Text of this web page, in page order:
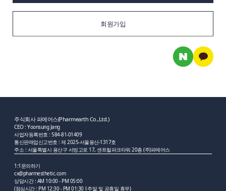
회원가입
주식회사 파메어스(Pharmearth Co.,Ltd.)
CEO : Yoonsung Jang
사업자등록번호 : 584-81-01409
통신판매업신고번호 : 제 2025-서울용산-1317호
주소 : 서울특별시 용산구 서빙고로 17, 센트럴파크타워 20층 (주)파메어스
1:1문의하기
cx@pharmesthetic.com
상담시간 : AM 10:00 - PM 05:00
(점심시간 : PM 12:30 - PM 01:30 주말 및 공휴일 휴무)